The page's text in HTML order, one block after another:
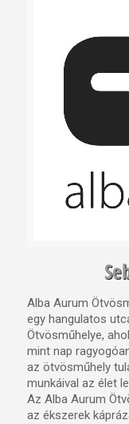
Alba Aurum
egy hangulatos
Ötvösműhelye,
mint nap
az ötvösműhely
munkáival az élet
Az Alba Aurum
az ékszerek